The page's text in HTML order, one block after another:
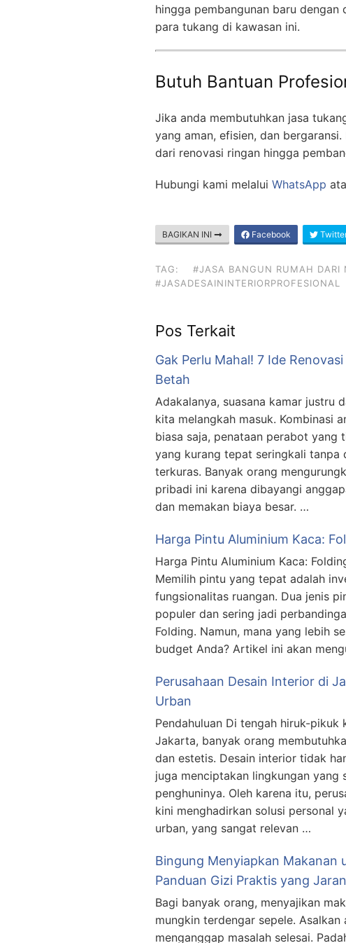
hingga pembangunan baru dengan
para tukang di kawasan ini.
Butuh Bantuan
Jika anda membutuhkan jasa
yang aman, efisien, dan
dari renovasi ringan hingga
Hubungi kami melalui WhatsApp
BAGIKAN INI Facebook
TAG: #JASA BANGUN RUMAH DARI
#JASADESAININTERIORPROFESIONAL
Pos Terkait
Gak Perlu Mahal! 7 Ide
Betah
Adakalanya, suasana kamar justru
kita melangkah masuk. Kombinasi
biasa saja, penataan perabot yang
yang kurang tepat seringkali tanpa
terkuras. Banyak orang
pribadi ini karena dibayangi
dan memakan biaya besar. …
Harga Pintu Aluminium Kaca:
Harga Pintu Aluminium Kaca:
Memilih pintu yang tepat adalah
fungsionalitas ruangan. Dua jenis
populer dan sering jadi
Folding. Namun, mana yang lebih
budget Anda? Artikel ini akan
Perusahaan Desain Interior di
Urban
Pendahuluan Di tengah hiruk-
Jakarta, banyak orang
dan estetis. Desain interior tidak
juga menciptakan lingkungan yang
penghuninya. Oleh karena itu,
kini menghadirkan solusi personal
urban, yang sangat relevan …
Bingung Menyiapkan Makanan
Panduan Gizi Praktis yang
Bagi banyak orang, menyajikan
mungkin terdengar sepele. Asalkan
menganggap masalah selesai.